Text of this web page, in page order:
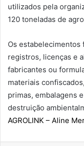
utilizados pela
120 toneladas de
Os estabelecimentos
registros, licenças e
fabricantes ou
materiais
primas, embalagens
destruição
AGROLINK – Aline